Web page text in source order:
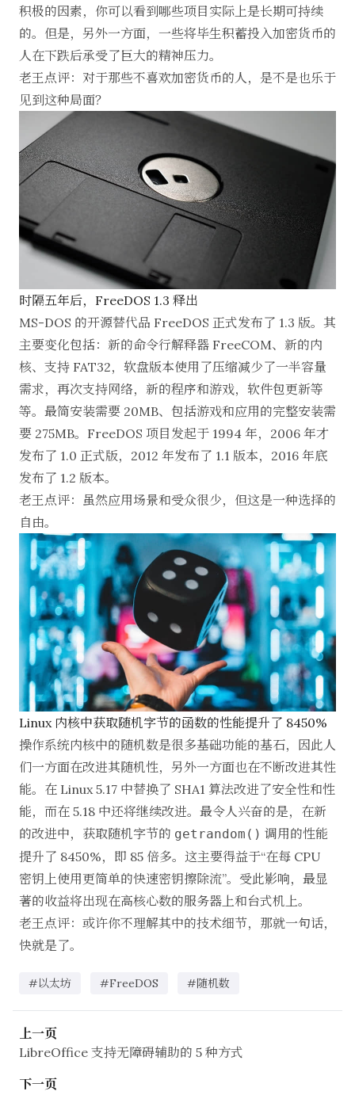
积极的因素，你可以看到哪些项目实际上是长期可持续
的。但是，另外一方面，一些将毕生积蓄投入加密货币的
人在下跌后承受了巨大的精神压力。
老王点评：对于那些不喜欢加密货币的人，是不是也乐于
见到这种局面？
时隔五年后，FreeDOS 1.3 释出
MS-DOS 的开源替代品 FreeDOS 正式发布了 1.3 版。其
主要变化包括：新的命令行解释器 FreeCOM、新的内
核、支持 FAT32，软盘版本使用了压缩减少了一半容量
需求，再次支持网络，新的程序和游戏，软件包更新等
等。最简安装需要 20MB、包括游戏和应用的完整安装需
要 275MB。FreeDOS 项目发起于 1994 年，2006 年才
发布了 1.0 正式版，2012 年发布了 1.1 版本，2016 年底
发布了 1.2 版本。
老王点评：虽然应用场景和受众很少，但这是一种选择的
自由。
Linux 内核中获取随机字节的函数的性能提升了 8450%
操作系统内核中的随机数是很多基础功能的基石，因此人
们一方面在改进其随机性，另外一方面也在不断改进其性
能。在 Linux 5.17 中替换了 SHA1 算法改进了安全性和性
能，而在 5.18 中还将继续改进。最令人兴奋的是，在新
的改进中，获取随机字节的 getrandom() 调用的性能
提升了 8450%，即 85 倍多。这主要得益于“在每 CPU
密钥上使用更简单的快速密钥擦除流”。受此影响，最显
著的收益将出现在高核心数的服务器上和台式机上。
老王点评：或许你不理解其中的技术细节，那就一句话，
快就是了。
#以太坊 #FreeDOS #随机数
上一页
LibreOffice 支持无障碍辅助的 5 种方式
下一页